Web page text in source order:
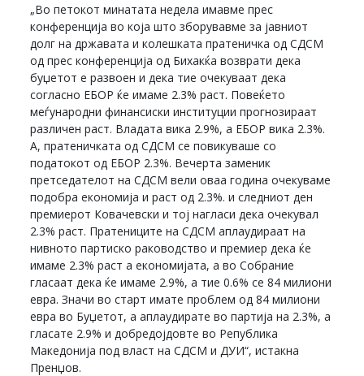
„Во петокот минатата недела имавме прес
конференција во која што зборувавме за јавниот
долг на државата и колешката пратеничка од СДСМ
од прес конференција од Бихакќа возврати дека
буџетот е развоен и дека тие очекуваат дека
согласно ЕБОР ќе имаме 2.3% раст. Повеќето
меѓународни финансиски институции прогнозираат
различен раст. Владата вика 2.9%, а ЕБОР вика 2.3%.
А, пратеничката од СДСМ се повикуваше со
податокот од ЕБОР 2.3%. Вечерта заменик
претседателот на СДСМ вели оваа година очекуваме
подобра економија и раст од 2.3%. и следниот ден
премиерот Ковачевски и тој нагласи дека очекувал
2.3% раст. Пратениците на СДСМ аплаудираат на
нивното партиско раководство и премиер дека ќе
имаме 2.3% раст а економијата, а во Собрание
гласаат дека ќе имаме 2.9%, а тие 0.6% се 84 милиони
евра. Значи во старт имате проблем од 84 милиони
евра во Буџетот, а аплаудирате во партија на 2.3%, а
гласате 2.9% и добредојдовте во Република
Македонија под власт на СДСМ и ДУИ“, истакна
Пренџов.